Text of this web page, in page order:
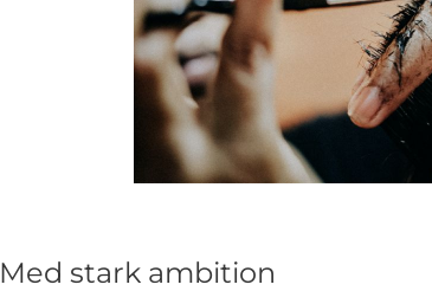
Med stark ambition